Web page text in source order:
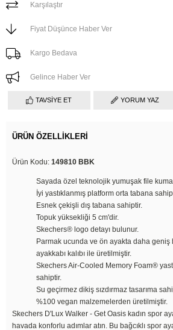
Karşılaştır
Fiyat Düşünce Haber Ver
Kargo Bedava
Gelince Haber Ver
TAVSIYE ET YORUM YAZ
ÜRÜN ÖZELLIKLERI
Ürün Kodu: 149810 BBK
Sayada özel teknolojik yumuşak file
İyi yastıklanmış platform orta tabana
Esnek çekişli dış tabana sahiptir.
Topuk yüksekliği 5 cm'dir.
Skechers® logo detayı bulunur.
Parmak ucunda ve ön ayakta daha
ayakkabı kalıbı ile üretilmiştir.
Skechers Air-Cooled Memory Foam®
sahiptir.
Su geçirmez dikiş sızdırmaz tasarıma
%100 vegan malzemelerden üretilmiştir.
Skechers D'Lux Walker - Get Oasis kadın spor
havada konforlu adımlar atın. Bu bağcıklı spor